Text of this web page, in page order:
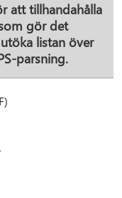
att tillhandahålla
gör det
listan över
parsning.